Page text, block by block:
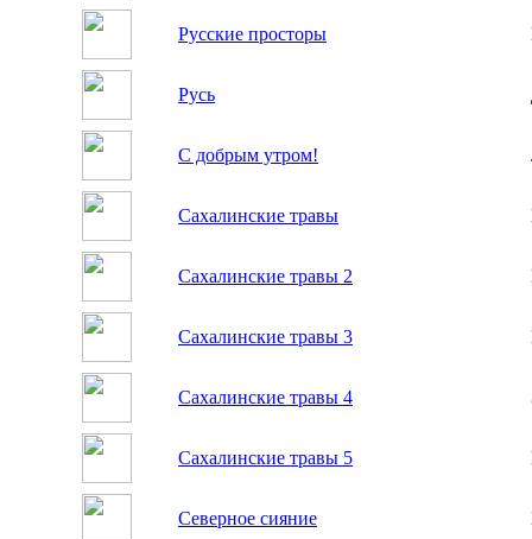
Русские просторы
Русь
С добрым утром!
Сахалинские травы
Сахалинские травы 2
Сахалинские травы 3
Сахалинские травы 4
Сахалинские травы 5
Северное сияние